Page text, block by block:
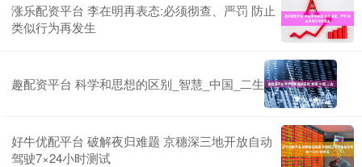
涨乐配资平台 李在明再表态:必须彻查、严罚 防止
类似行为再发生
趣配资平台 科学和思想的区别_智慧_中国_二生
好牛优配平台 破解夜归难题 京穗深三地开放自动
驾驶7×24小时测试